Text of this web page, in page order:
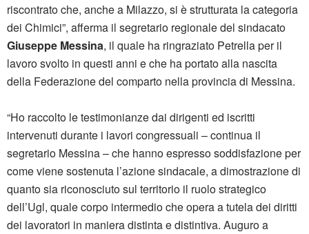
riscontrato che, anche a Milazzo, si è strutturata la categoria
dei Chimici”, afferma il segretario regionale del sindacato
Giuseppe Messina, il quale ha ringraziato Petrella per il
lavoro svolto in questi anni e che ha portato alla nascita
della Federazione del comparto nella provincia di Messina.
“Ho raccolto le testimonianze dai dirigenti ed iscritti
intervenuti durante i lavori congressuali – continua il
segretario Messina – che hanno espresso soddisfazione per
come viene sostenuta l’azione sindacale, a dimostrazione di
quanto sia riconosciuto sul territorio il ruolo strategico
dell’Ugl, quale corpo intermedio che opera a tutela dei diritti
dei lavoratori in maniera distinta e distintiva. Auguro a